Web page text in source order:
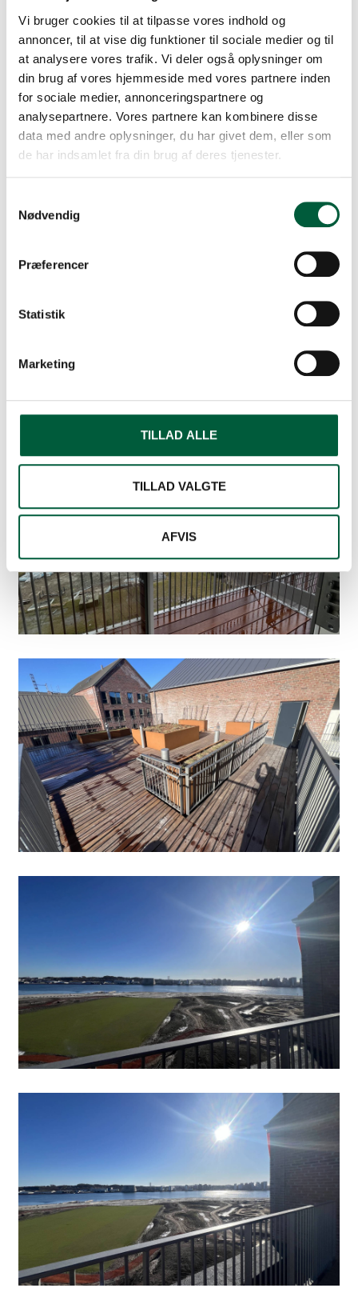
Vi bruger cookies til at tilpasse vores indhold og
annoncer, til at vise dig funktioner til sociale medier og til
at analysere vores trafik. Vi deler også oplysninger om
din brug af vores hjemmeside med vores partnere inden
for sociale medier, annonceringspartnere og
analysepartnere. Vores partnere kan kombinere disse
data med andre oplysninger, du har givet dem, eller som
de har indsamlet fra din brug af deres tjenester.
Nødvendig
Præferencer
Statistik
Marketing
TILLAD ALLE
TILLAD VALGTE
AFVIS